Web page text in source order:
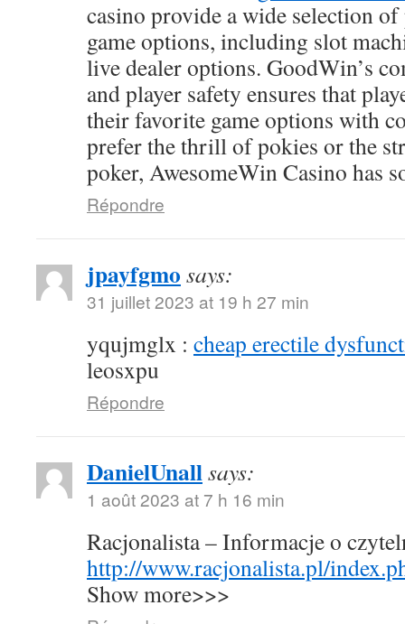
casino provide a wide selection
game options, including slot
live dealer options. GoodWin’s
and player safety ensures that
their favorite game options with
prefer the thrill of pokies or the
poker, AwesomeWin Casino has
Répondre
jpayfgmo says:
31 juillet 2023 at 19 h 27 min
yqujmglx : cheap erectile
leosxpu
Répondre
DanielUnallsays:
1 août 2023 at 7 h 16 min
Racjonalista – Informacje o
http://www.racjonalista.pl/
Show more>>>